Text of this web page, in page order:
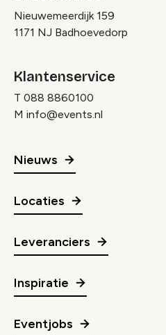
Nieuwemeerdijk 159
1171 NJ Badhoevedorp
Klantenservice
T 088 8860100
M info@events.nl
Nieuws
Locaties
Leveranciers
Inspiratie
Eventjobs